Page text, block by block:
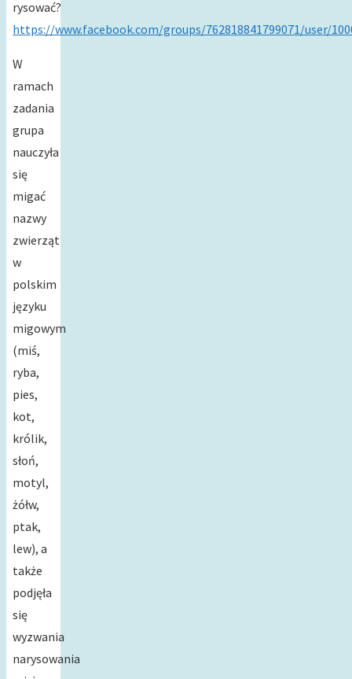
rysować?
https://www.facebook.com/groups/762818841799071/user/
W
ramach
zadania
grupa
nauczyła
się
migać
nazwy
zwierząt
w
polskim
języku
migowym
(miś,
ryba,
pies,
kot,
królik,
słoń,
motyl,
żółw,
ptak,
lew), a
także
podjęła
się
wyzwania
narysowania